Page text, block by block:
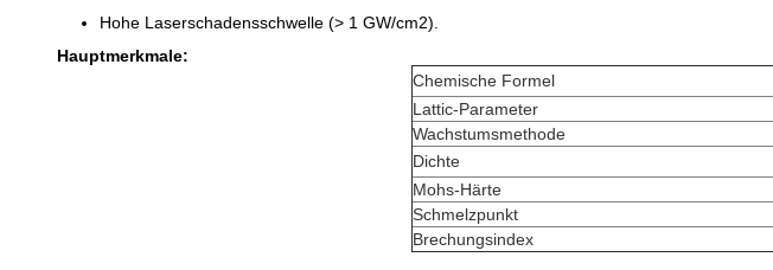
Hohe Laserschadensschwelle (> 1 GW/cm2).
Hauptmerkmale:
Chemische Formel
Lattic-Parameter
Wachstumsmethode
Dichte
Mohs-Härte
Schmelzpunkt
Brechungsindex